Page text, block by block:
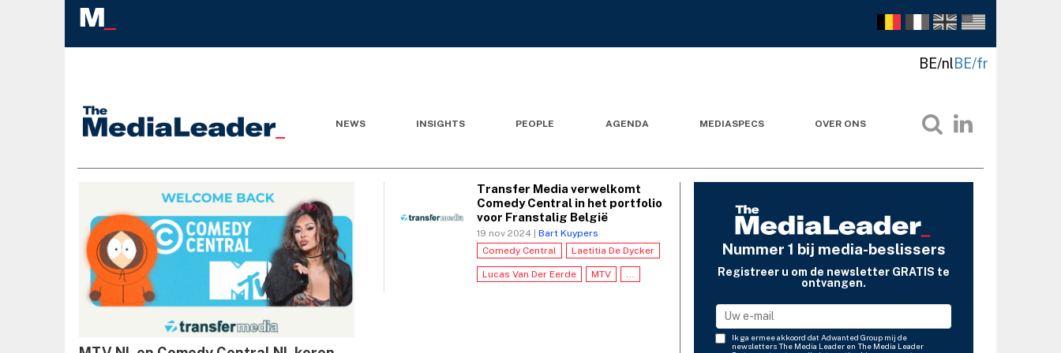
BE/nlBE/fr
NEWS INSIGHTS PEOPLE AGENDA MEDIASPECS OVER ONS
Transfer Media verwelkomt
Comedy Central in het portfolio
voor Franstalig België
19 nov 2024 | Bart Kuypers
Comedy Central
Laetitia De Dycker
Lucas Van Der Eerde MTV ...
Nummer 1 bij media-beslissers
Registreer u om de newsletter GRATIS te
ontvangen.
Ik ga ermee akkoord dat Adwanted Group mij de
newsletters The Media Leader en The Media Leader